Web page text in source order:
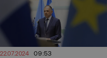
22.07.2024 09:53